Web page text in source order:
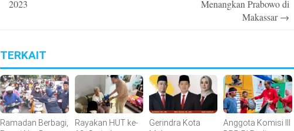
2023
Menangkan Prabowo di
Makassar→
TERKAIT
Ramadan Berbagi,
Rayakan HUT ke-
Gerindra Kota
Anggota Komisi III